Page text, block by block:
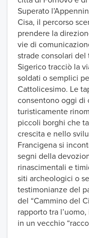
Superato
Cisa, il percorso
prendere la
vie di
strade consolari del
Sigerico tracciò la
soldati o semplici
Cattolicesimo. Le
consentono oggi di
turisticamente
piccoli borghi che
crescita e nello
Francigena si
segni della
rinascimentali e
siti archeologici o
testimonianze del
del “Cammino del
rapporto tra
in un vecchio